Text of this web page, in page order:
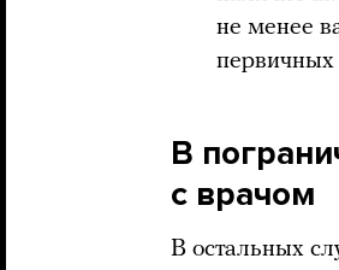
не менее
В
с врачом
В остальных